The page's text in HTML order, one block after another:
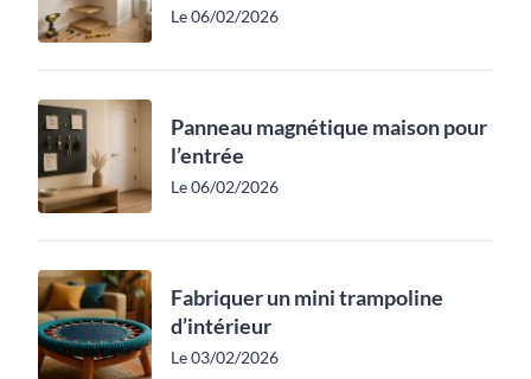
Le 06/02/2026
Panneau magnétique maison pour
l’entrée
Le 06/02/2026
Fabriquer un mini trampoline
d’intérieur
Le 03/02/2026